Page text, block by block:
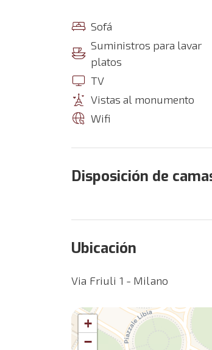
Sofá
Suministros para lavar
platos
TV
Vistas al monumento
Wifi
Disposición de
Ubicación
Via Friuli 1 - Milano
+
−